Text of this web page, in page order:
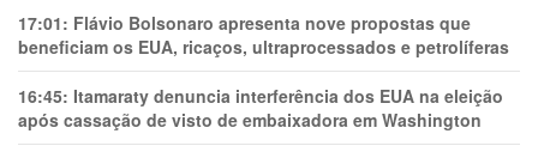
17:01: Flávio Bolsonaro apresenta nove propostas que
beneficiam os EUA, ricaços, ultraprocessados e petrolíferas
16:45: Itamaraty denuncia interferência dos EUA na eleição
após cassação de visto de embaixadora em Washington